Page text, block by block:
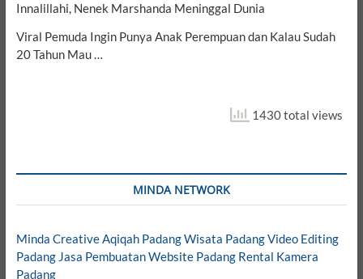
Innalillahi, Nenek Marshanda Meninggal Dunia
Viral Pemuda Ingin Punya Anak Perempuan dan Kalau Sudah
20 Tahun Mau …
1430 total views
MINDA NETWORK
Minda CreativeAqiqah PadangWisata PadangVideo Editing
Padang Jasa Pembuatan Website Padang Rental Kamera
Padang